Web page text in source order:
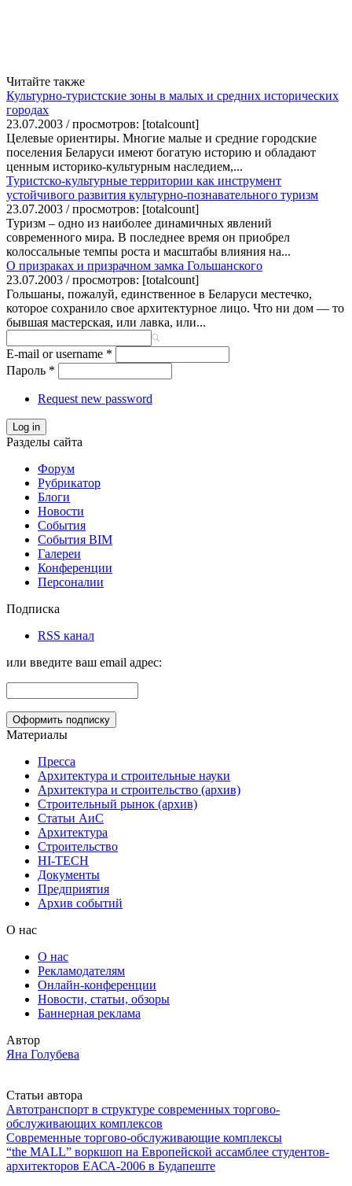
Читайте также
Культурно-туристские зоны в малых и средних исторических
городах
23.07.2003 / просмотров: [totalcount]
Целевые ориентиры. Многие малые и средние городские
поселения Беларуси имеют богатую историю и обладают
ценным историко-культурным наследием,...
Туристско-культурные территории как инструмент
устойчивого развития культурно-познавательного туризм
23.07.2003 / просмотров: [totalcount]
Туризм – одно из наиболее динамичных явлений
современного мира. В последнее время он приобрел
колоссальные темпы роста и масштабы влияния на...
О призраках и призрачном замка Гольшанского
23.07.2003 / просмотров: [totalcount]
Гольшаны, пожалуй, единственное в Беларуси местечко,
которое сохранило свое архитектурное лицо. Что ни дом — то
бывшая мастерская, или лавка, или...
E-mail or username *
Пароль *
Request new password
Log in
Разделы сайта
Форум
Рубрикатор
Блоги
Новости
События
События BIM
Галереи
Конференции
Персоналии
Подписка
RSS канал
или введите ваш email адрес:
Материалы
Пресса
Архитектура и строительные науки
Архитектура и строительство (архив)
Строительный рынок (архив)
Статьи АиС
Архитектура
Строительство
HI-TECH
Документы
Предприятия
Архив событий
О нас
О нас
Рекламодателям
Онлайн-конференции
Новости, статьи, обзоры
Баннерная реклама
Автор
Яна Голубева
Статьи автора
Автотранспорт в структуре современных торгово-
обслуживающих комплексов
Современные торгово-обслуживающие комплексы
“the MALL” воркшоп на Европейской ассамблее студентов-
архитекторов ЕАСА-2006 в Будапеште